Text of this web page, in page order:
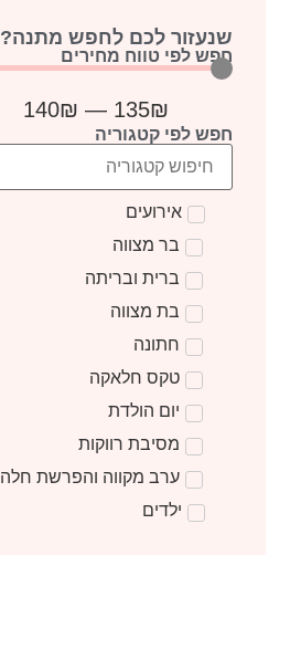
שנעזור לכם לחפש מתנה?
חפש לפי טווח מחירים
135₪
—
140₪
חפש לפי קטגוריה
אירועים
בר מצווה
ברית ובריתה
בת מצווה
חתונה
טקס חלאקה
יום הולדת
מסיבת רווקות
ערב מקווה והפרשת חלה
ילדים